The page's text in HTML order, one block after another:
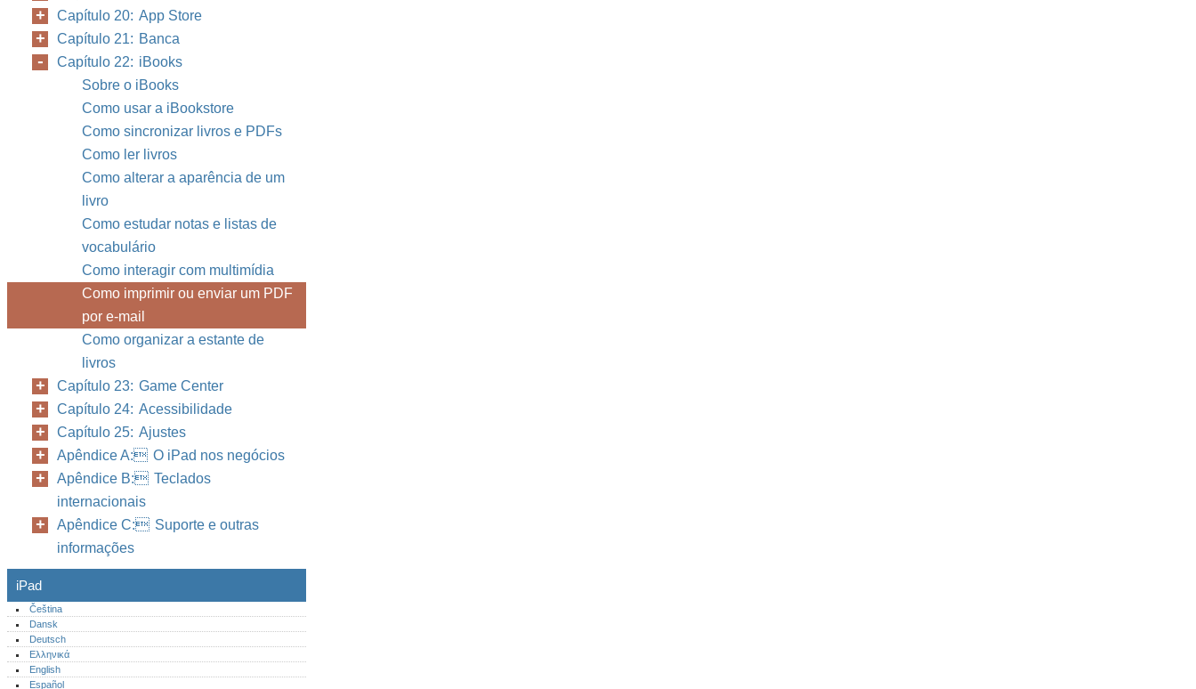
Capítulo 20: App Store
Capítulo 21: Banca
Capítulo 22: iBooks
Sobre o iBooks
Como usar a iBookstore
Como sincronizar livros e PDFs
Como ler livros
Como alterar a aparência de um
livro
Como estudar notas e listas de
vocabulário
Como interagir com multimídia
Como imprimir ou enviar um PDF
por e-mail
Como organizar a estante de
livros
Capítulo 23: Game Center
Capítulo 24: Acessibilidade
Capítulo 25: Ajustes
Apêndice A: O iPad nos negócios
Apêndice B: Teclados
internacionais
Apêndice C: Suporte e outras
informações
iPad
Čeština
Dansk
Deutsch
Ελληνικά
English
Español